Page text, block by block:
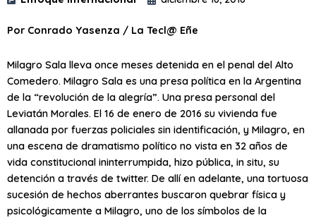
Por Conrado Yasenza / La Tecl@ Eñe
Milagro Sala lleva once meses detenida en el penal del Alto
Comedero. Milagro Sala es una presa política en la Argentina
de la “revolución de la alegría”. Una presa personal del
Leviatán Morales. El 16 de enero de 2016 su vivienda fue
allanada por fuerzas policiales sin identificación, y Milagro, en
una escena de dramatismo político no vista en 32 años de
vida constitucional ininterrumpida, hizo pública, in situ, su
detención a través de twitter. De allí en adelante, una tortuosa
sucesión de hechos aberrantes buscaron quebrar física y
psicológicamente a Milagro, uno de los símbolos de la